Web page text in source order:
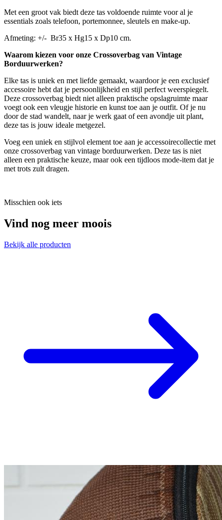
Met een groot vak biedt deze tas voldoende ruimte voor al je
essentials zoals telefoon, portemonnee, sleutels en make-up.
Afmeting: +/- Br35 x Hg15 x Dp10 cm.
Waarom kiezen voor onze Crossoverbag van Vintage
Borduurwerken?
Elke tas is uniek en met liefde gemaakt, waardoor je een exclusief
accessoire hebt dat je persoonlijkheid en stijl perfect weerspiegelt.
Deze crossoverbag biedt niet alleen praktische opslagruimte maar
voegt ook een vleugje historie en kunst toe aan je outfit. Of je nu
door de stad wandelt, naar je werk gaat of een avondje uit plant,
deze tas is jouw ideale metgezel.
Voeg een uniek en stijlvol element toe aan je accessoirecollectie met
onze crossoverbag van vintage borduurwerken. Deze tas is niet
alleen een praktische keuze, maar ook een tijdloos mode-item dat je
met trots zult dragen.
Misschien ook iets
Vind nog meer moois
Bekijk alle producten